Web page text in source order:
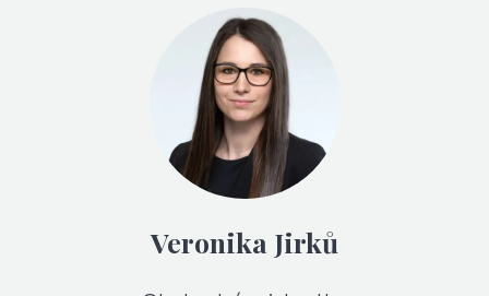
Veronika Jirků